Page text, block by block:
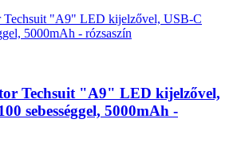
Techsuit "A9" LED kijelzővel,
sebességgel, 5000mAh -